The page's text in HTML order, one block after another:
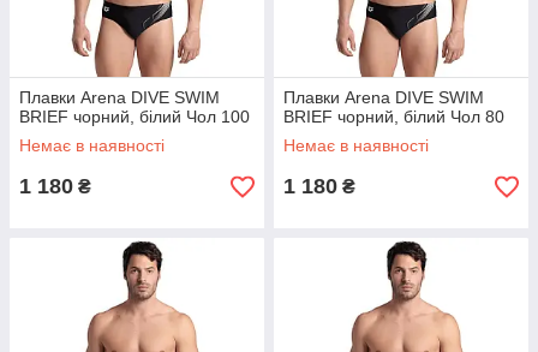
Плавки Arena DIVE SWIM
BRIEF чорний, білий Чол 100
Немає в наявності
1 180 ₴
Плавки Arena DIVE SWIM
BRIEF чорний, білий Чол 80
Немає в наявності
1 180 ₴